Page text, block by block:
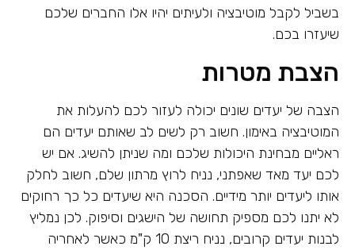
בשביל לקבל מוטיבציה ולעיתים יהיו אלו החברים שלכם
שיעזרו בכם.
הצבת מטרות
הצבה של יעדים שונים יכולה לעזור לכם להעלות את
המוטיבציה באימון. חשוב רק לשים לב שאותם יעדים הם
ראליים מבחינת היכולות שלכם ומה שניתן להשיג. אם יש
לכם יעד מאד שאפתני, נניח לרוץ מרתון שלם, חשוב לחלק
אותו ליעדים יותר מידיים. הסכנה היא שיעדים כל כך רחוקים
לא יתנו לכם מספיק תחושה של הישגים וסיפוק. לכן נמליץ
לבנות יעדים קרובים, נניח ריצת 10 ק"מ כאשר לאחריה